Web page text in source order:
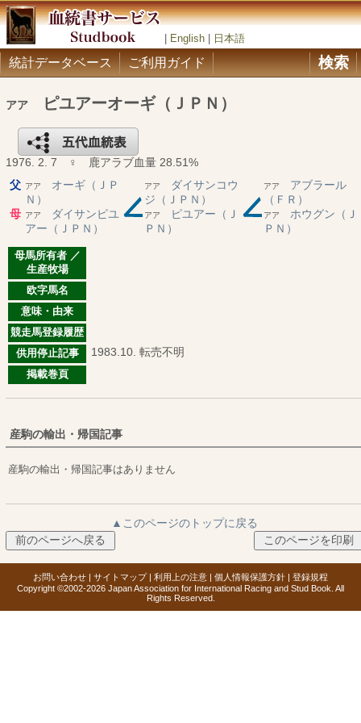
English 日本語
統計データベース ご利用ガイド 検索
アア ピユアーオーギ（ＪＰＮ）
1976. 2. 7 ♀ 鹿アラブ血量 28.51%
父 アア オーギ（ＪＰ
Ｎ）
アア
ダイサンコウ
ジ（ＪＰＮ）
アア アブラール
（ＦＲ）
母 アア
ダイサンピユ
アー（ＪＰＮ）
アア
ピユアー（Ｊ
ＰＮ）
アア ホウグン（Ｊ
ＰＮ）
母馬所有者 ／
生産牧場
欧字馬名
意味・由来
競走馬登録履歴
供用停止記事
1983.10. 転売不明
掲載巻頁
産駒の輸出・帰国記事
産駒の輸出・帰国記事はありません
▲このページのトップに戻る
お問い合わせ | サイトマップ| 利用上の注意 | 個人情報保護方針 | 登録規程
Copyright ©2002-2026 Japan Association for International Racing and Stud Book. All
Rights Reserved.